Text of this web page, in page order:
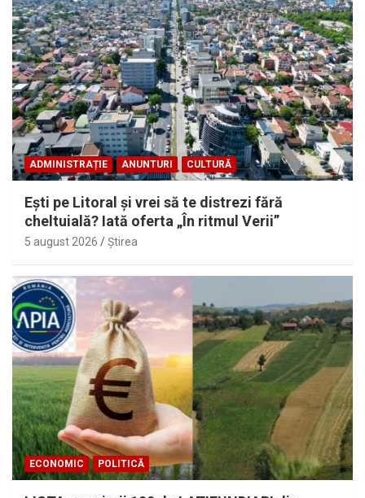
ADMINISTRAȚIE ANUNTURI CULTURĂ
Eşti pe Litoral şi vrei să te distrezi fără
cheltuială? Iată oferta „În ritmul Verii”
5 august 2026 Ştirea
ECONOMIC POLITICĂ